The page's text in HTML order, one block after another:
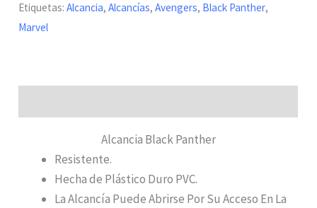
Etiquetas:Alcancia,Alcancías,Avengers, Black Panther,
Marvel
Alcancia Black Panther
Resistente.
Hecha de Plástico Duro PVC.
La Alcancía Puede Abrirse Por Su Acceso En La